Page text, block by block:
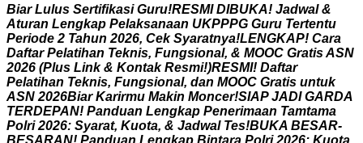
Biar Lulus Sertifikasi Guru!RESMI DIBUKA! Jadwal &
Aturan Lengkap Pelaksanaan UKPPPG Guru Tertentu
Periode 2 Tahun 2026, Cek Syaratnya!LENGKAP! Cara
Daftar Pelatihan Teknis, Fungsional, & MOOC GratisASN
2026 (Plus Link & Kontak Resmi!)RESMI! Daftar
Pelatihan Teknis, Fungsional, dan MOOC Gratis untuk
ASN 2026Biar Karirmu Makin Moncer!SIAP JADI GARDA
TERDEPAN! Panduan Lengkap Penerimaan Tamtama
Polri 2026: Syarat, Kuota, & Jadwal Tes!BUKA BESAR-
BESARAN! Panduan L engkap Bintara Polri 2026: Kuota